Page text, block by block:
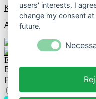
Kontakt
Alle Rechte vorbehalten.
users' interests. I
change my consent
future.
Einloggen
Benutzername
Passwort
Eingeloggt bleiben